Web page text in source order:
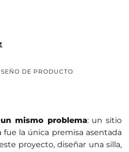
DE PRODUCTO
mismo problema: un sitio
fue la única premisa asentada
proyecto, diseñar una silla,